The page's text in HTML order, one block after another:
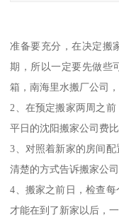
准备要充分，在决定搬
期，所以一定要先做些
箱，南海里水搬厂公司
2、在预定搬家两周之前
平日的沈阳搬家公司费比
3、对照着新家的房间
清楚的方式告诉搬家公
4、搬家之前日，检查
才能在到了新家以后，